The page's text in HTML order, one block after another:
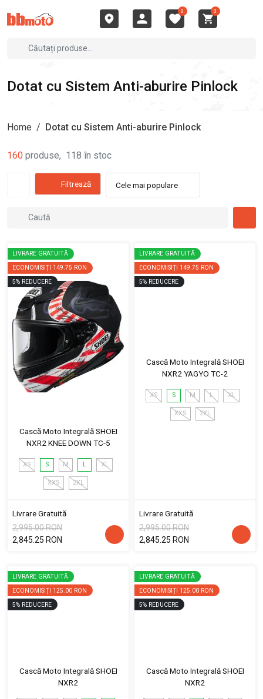
0 0
Dotat cu Sistem Anti-aburire Pinlock
Home / Dotat cu Sistem Anti-aburire Pinlock
160 produse, 118 în stoc
Filtrează Cele mai populare
LIVRARE GRATUITĂ
ECONOMISIȚI 149.75 RON
5% REDUCERE
Cască Moto Integrală SHOEI
NXR2 KNEE DOWN TC-5
XS S M L XL
XXS 2XL
Livrare Gratuită
2,995.00 RON
2,845.25 RON
LIVRARE GRATUITĂ
ECONOMISIȚI 149.75 RON
5% REDUCERE
Cască Moto Integrală SHOEI
NXR2 YAGYO TC-2
XS S M L XL
XXS 2XL
Livrare Gratuită
2,995.00 RON
2,845.25 RON
LIVRARE GRATUITĂ
ECONOMISIȚI 125.00 RON
5% REDUCERE
Cască Moto Integrală SHOEI
NXR2
LIVRARE GRATUITĂ
ECONOMISIȚI 125.00 RON
5% REDUCERE
Cască Moto Integrală SHOEI
NXR2